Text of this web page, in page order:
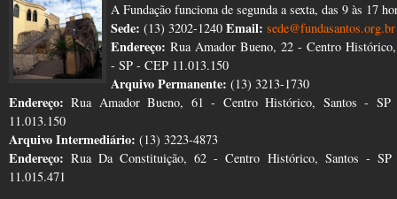
A Fundação funciona de segunda a sexta, das 9 às 17
Sede: (13) 3202-1240 Email: sede@fundasantos.org.br
Endereço: Rua Amador Bueno, 22 - Centro
- SP - CEP 11.013.150
Arquivo Permanente: (13) 3213-1730
Endereço: Rua Amador Bueno, 61 - Centro Histórico, Santos -
11.013.150
Arquivo Intermediário: (13) 3223-4873
Endereço: Rua Da Constituição, 62 - Centro Histórico, Santos -
11.015.471